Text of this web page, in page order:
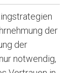
der
der
notwendig,